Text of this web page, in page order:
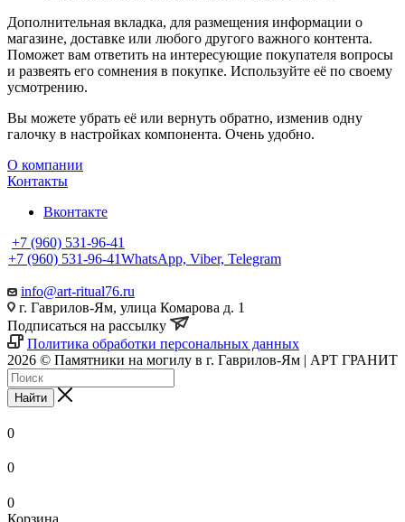
Дополнительная вкладка, для размещения информации о
магазине, доставке или любого другого важного контента.
Поможет вам ответить на интересующие покупателя вопросы
и развеять его сомнения в покупке. Используйте её по своему
усмотрению.
Вы можете убрать её или вернуть обратно, изменив одну
галочку в настройках компонента. Очень удобно.
О компании
Контакты
Вконтакте
+7 (960) 531-96-41
+7 (960) 531-96-41WhatsApp, Viber, Telegram
info@art-ritual76.ru
г. Гаврилов-Ям, улица Комарова д. 1
Подписаться на рассылку
Политика обработки персональных данных
2026 © Памятники на могилу в г. Гаврилов-Ям | АРТ ГРАНИТ
Найти
0
0
0
Корзина